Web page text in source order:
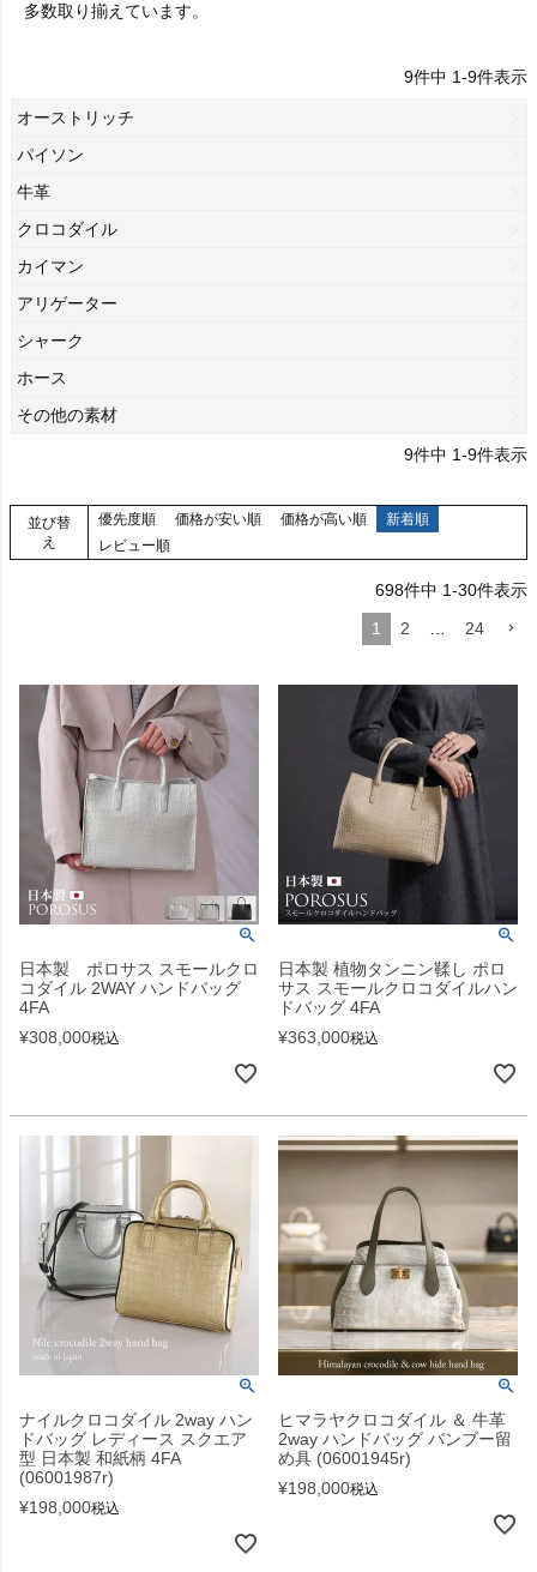
多数取り揃えています。
9件中 1-9件表示
オーストリッチ
パイソン
牛革
クロコダイル
カイマン
アリゲーター
シャーク
ホース
その他の素材
9件中 1-9件表示
並び替
え
優先度順 価格が安い順 価格が高い順
新着順
レビュー順
698件中 1-30件表示
1
2 … 24
日本製 ポロサス スモールクロ
コダイル 2WAY ハンドバッグ
4FA
¥308,000税込
日本製 植物タンニン鞣し ポロ
サス スモールクロコダイルハン
ドバッグ 4FA
¥363,000税込
ナイルクロコダイル 2way ハン
ドバッグ レディース スクエア
型 日本製 和紙柄 4FA
(06001987r)
¥198,000税込
ヒマラヤクロコダイル ＆ 牛革
2way ハンドバッグ バンブー留
め具 (06001945r)
¥198,000税込